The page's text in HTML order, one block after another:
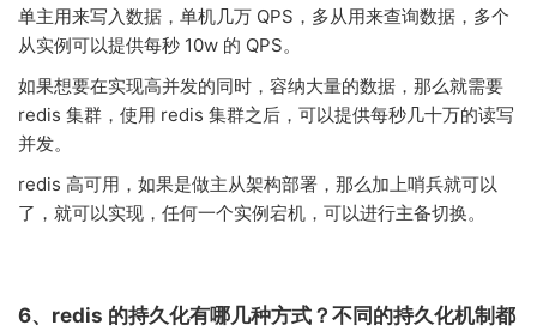
单主用来写入数据，单机几万 QPS，多从用来查询数据，多个
从实例可以提供每秒 10w 的 QPS。
如果想要在实现高并发的同时，容纳大量的数据，那么就需要
redis 集群，使用 redis 集群之后，可以提供每秒几十万的读写
并发。
redis 高可用，如果是做主从架构部署，那么加上哨兵就可以
了，就可以实现，任何一个实例宕机，可以进行主备切换。
6、redis 的持久化有哪几种方式？不同的持久化机制都